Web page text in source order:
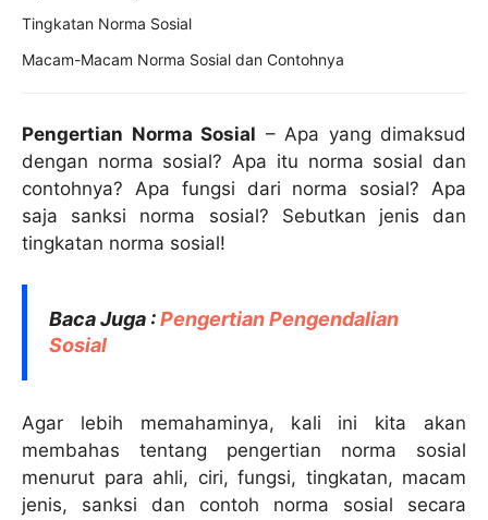
Pengertian Norma Sosial – Apa yang dimaksud
dengan norma sosial? Apa itu norma sosial dan
contohnya? Apa fungsi dari norma sosial? Apa
saja sanksi norma sosial? Sebutkan jenis dan
tingkatan norma sosial!
Baca Juga :Pengertian Pengendalian
Sosial
Agar lebih memahaminya, kali ini kita akan
membahas tentang pengertian norma sosial
menurut para ahli, ciri, fungsi, tingkatan, macam
jenis, sanksi dan contoh norma sosial secara
Tingkatan Norma Sosial
Macam-Macam Norma Sosial dan Contohnya